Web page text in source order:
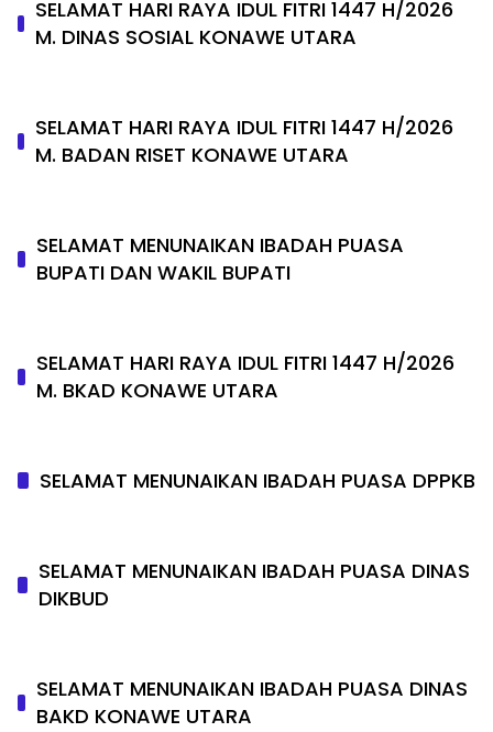
SELAMAT HARI RAYA IDUL FITRI 1447 H/2026
M. DINAS SOSIAL KONAWE UTARA
SELAMAT HARI RAYA IDUL FITRI 1447 H/2026
M. BADAN RISET KONAWE UTARA
SELAMAT MENUNAIKAN IBADAH PUASA
BUPATI DAN WAKIL BUPATI
SELAMAT HARI RAYA IDUL FITRI 1447 H/2026
M. BKAD KONAWE UTARA
SELAMAT MENUNAIKAN IBADAH PUASA DPPKB
SELAMAT MENUNAIKAN IBADAH PUASA DINAS
DIKBUD
SELAMAT MENUNAIKAN IBADAH PUASA DINAS
BAKD KONAWE UTARA